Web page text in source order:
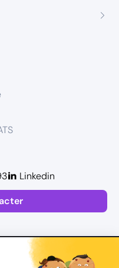
Linkedin